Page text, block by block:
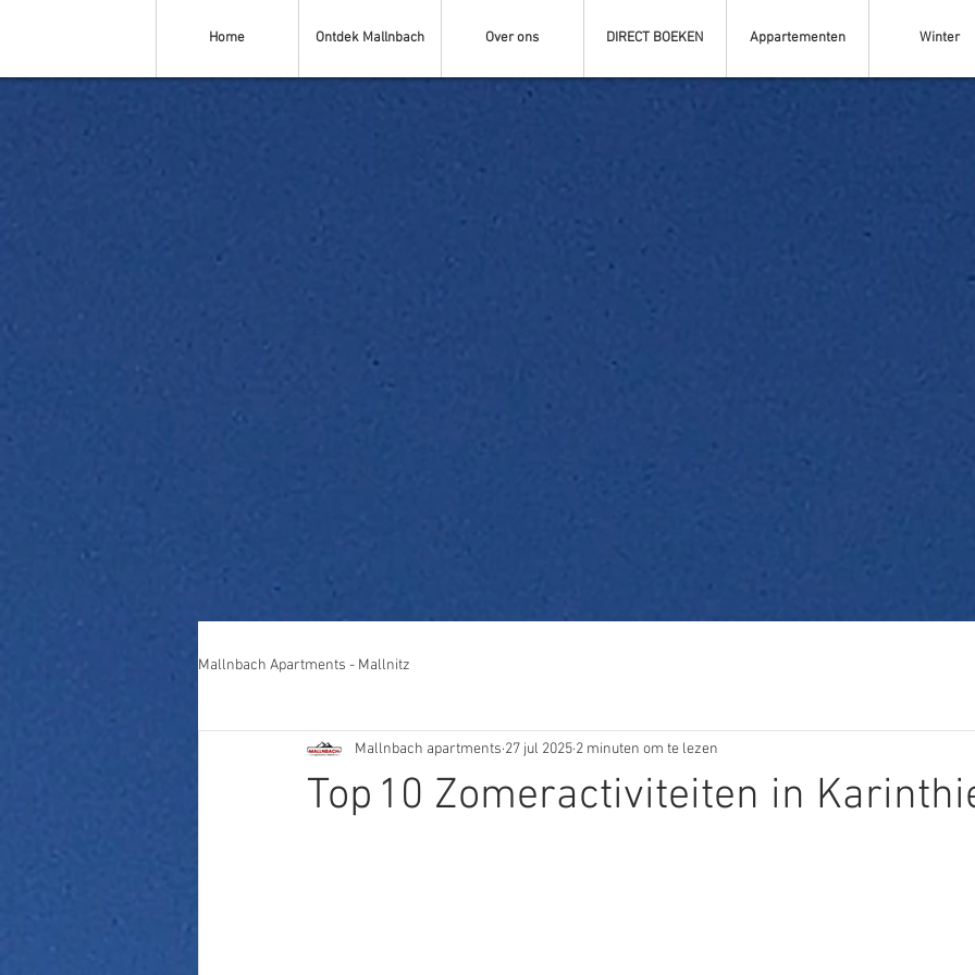
Home Ontdek Mallnbach Over ons DIRECT BOEKEN Appartementen Winter
Mallnbach Apartments - Mallnitz
Top 10 Zomeractiviteiten in
Mallnbach apartments 27 jul 2025 2 minuten om te lezen